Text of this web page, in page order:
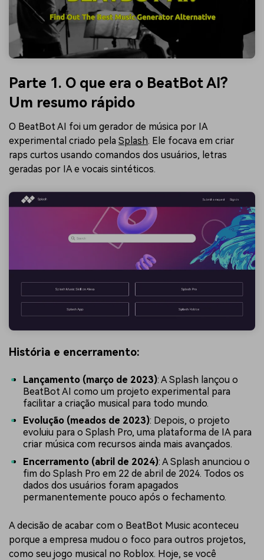
Parte 1. O que era o BeatBot AI?
Um resumo rápido
O BeatBot AI foi um gerador de música por IA
experimental criado pela Splash. Ele focava em criar
raps curtos usando comandos dos usuários, letras
geradas por IA e vocais sintéticos.
História e encerramento:
Lançamento (março de 2023): A Splash lançou o
BeatBot AI como um projeto experimental para
facilitar a criação musical para todo mundo.
Evolução (meados de 2023): Depois, o projeto
evoluiu para o Splash Pro, uma plataforma de IA para
criar música com recursos ainda mais avançados.
Encerramento (abril de 2024): A Splash anunciou o
fim do Splash Pro em 22 de abril de 2024. Todos os
dados dos usuários foram apagados
permanentemente pouco após o fechamento.
A decisão de acabar com o BeatBot Music aconteceu
porque a empresa mudou o foco para outros projetos,
como seu jogo musical no Roblox. Hoje, se você